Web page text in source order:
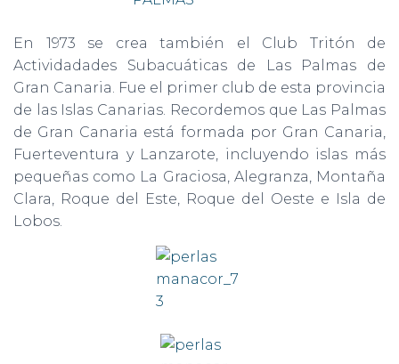
En 1973 se crea también el Club Tritón de
Actividadades Subacuáticas de Las Palmas de
Gran Canaria. Fue el primer club de esta provincia
de las Islas Canarias. Recordemos que Las Palmas
de Gran Canaria está formada por Gran Canaria,
Fuerteventura y Lanzarote, incluyendo islas más
pequeñas como La Graciosa, Alegranza, Montaña
Clara, Roque del Este, Roque del Oeste e Isla de
Lobos.